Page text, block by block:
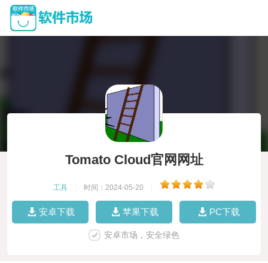
Tomato Cloud官网网址
工具 时间：2024-05-20
安卓下载 苹果下载 PC下载
安卓市场，安全绿色